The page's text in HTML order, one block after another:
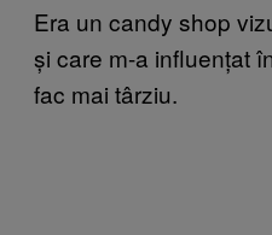
Era un candy shop
și care m-a influențat
fac mai târziu.